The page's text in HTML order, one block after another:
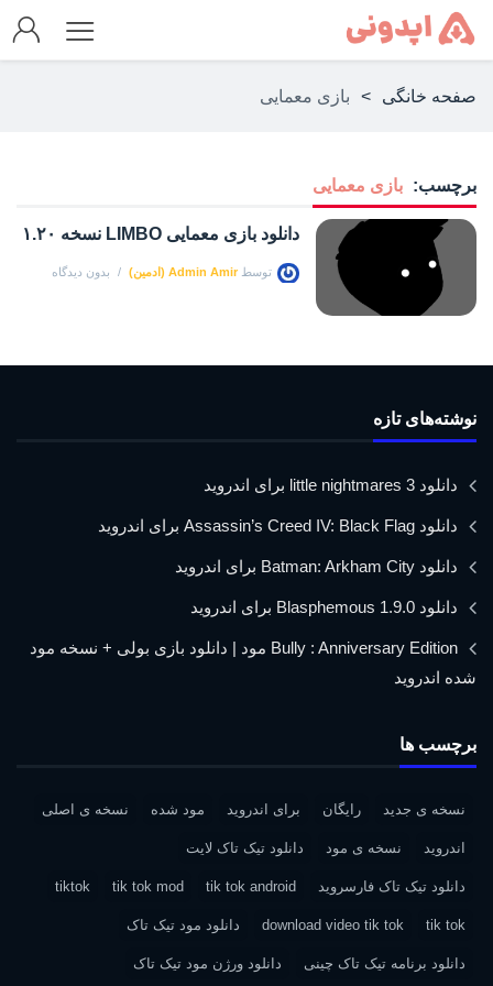
صفحه خانگی > بازی معمایی
برچسب: بازی معمایی
دانلود بازی معمایی LIMBO نسخه ۱.۲۰
توسط Admin Amir (ادمین) بدون دیدگاه
نوشته‌های تازه
دانلود little nightmares 3 برای اندروید
دانلود Assassin’s Creed IV: Black Flag برای اندروید
دانلود Batman: Arkham City برای اندروید
دانلود Blasphemous 1.9.0 برای اندروید
Bully : Anniversary Edition مود | دانلود بازی بولی + نسخه مود
شده اندروید
برچسب ها
نسخه ی جدید رایگان برای اندروید مود شده نسخه ی اصلی
اندروید نسخه ی مود دانلود تیک تاک لایت
دانلود تیک تاک فارسروید tik tok android
tik tok mod
tiktok
tik tok
download video tik tok دانلود مود تیک تاک
دانلود برنامه تیک تاک چینی دانلود ورژن مود تیک تاک